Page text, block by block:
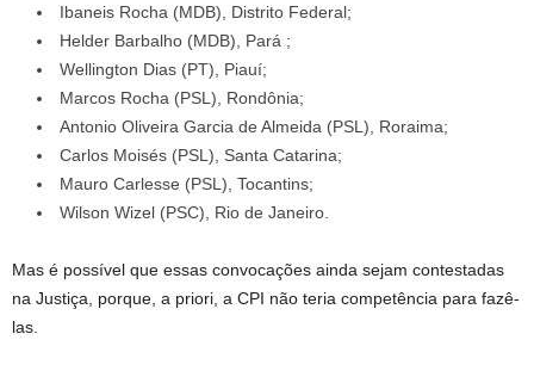
Ibaneis Rocha (MDB), Distrito Federal;
Helder Barbalho (MDB), Pará ;
Wellington Dias (PT), Piauí;
Marcos Rocha (PSL), Rondônia;
Antonio Oliveira Garcia de Almeida (PSL), Roraima;
Carlos Moisés (PSL), Santa Catarina;
Mauro Carlesse (PSL), Tocantins;
Wilson Wizel (PSC), Rio de Janeiro.
Mas é possível que essas convocações ainda sejam contestadas
na Justiça, porque, a priori, a CPI não teria competência para fazê-
las.